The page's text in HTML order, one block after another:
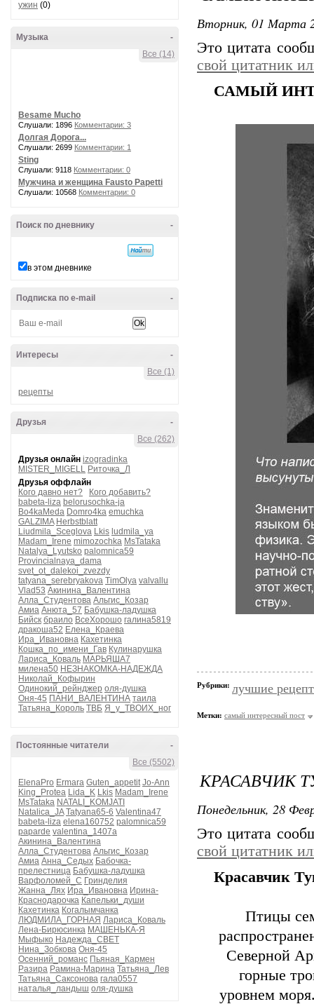
ужин (0)
-
Музыка
Все (14)
Besame Mucho
Слушали: 1896 Комментарии: 3
Долгая Дорога...
Слушали: 2699 Комментарии: 1
Sting
Слушали: 9118 Комментарии: 0
Мужчина и женщина Fausto Papetti
Слушали: 10568 Комментарии: 0
-
Поиск по дневнику
в этом дневнике
-
Подписка по e-mail
-
Интересы
Все (1)
рецепты
-
Друзья
Все (262)
Друзья онлайн izogradinka
MISTER_MIGELL Риточка_Л
Друзья оффлайн
Кого давно нет?
Кого добавить?
babeta-liza belorusochka-ja
Bo4kaMeda Domro4ka emuchka
GALZIMA Herbstblatt
Liudmila_Sceglova Lkis ludmila_ya
Madam_Irene mimozochka MsTataka
Natalya_Lyutsko palomnica59
Provincialnaya_dama
svet_ot_dalekoi_zvezdy
tatyana_serebryakova TimOlya valvallu
Vlad53 Акинина_Валентина
Алла_Студентова Альгис_Козар
Амиа Анюта_57 Бабушка-ладушка
Бийск браило ВсеХорошо галина5819
дракоша52 Елена_Краева
Ира_Ивановна Кахетинка
Кошка_по_имени_Гав Кулинарушка
Лариса_Коваль МАРЬЯША7
милена50 НЕЗНАКОМКА-НАДЕЖДА
Николай_Кофырин
Одинокий_рейнджер оля-душка
Оня-45 ПАНИ_ВАЛЕНТИНА таила
Татьяна_Король ТВБ Я_у_ТВОИХ_ног
-
Постоянные читатели
Все (5502)
ElenaPro Ermara Guten_appetit Jo-Ann
King_Protea Lida_K Lkis Madam_Irene
MsTataka NATALI_KOMJATI
Natalica_JA Tatyana65-6 Valentina47
babeta-liza elena160752 palomnica59
paparde valentina_1407a
Акинина_Валентина
Алла_Студентова Альгис_Козар
Амиа Анна_Седых Бабочка-
прелестница Бабушка-ладушка
Варфоломей_С Гринделия
Жанна_Лях Ира_Ивановна Ирина-
Краснодарочка Капельки_души
Кахетинка Когалымчанка
ЛЮДМИЛА_ГОРНАЯ Лариса_Коваль
Лена-Бирюсинка МАШЕНЬКА-Я
Мыфыко Надежда_СВЕТ
Нина_Зобкова Оня-45
Осенний_романс Пьяная_Кармен
Разира Рамина-Марина Татьяна_Лев
Татьяна_Саксонова гала0557
наталья_ландыш оля-душка
Вторник, 01 Марта
Это цитата
свой цитатник
САМЫЙ
Рубрики: лучшие
Метки: самый интересный пост
КРАСАВЧИК
Понедельник, 28
Это цитата
свой цитатник
Красавчик
Птицы
Северной
горные
уровнем